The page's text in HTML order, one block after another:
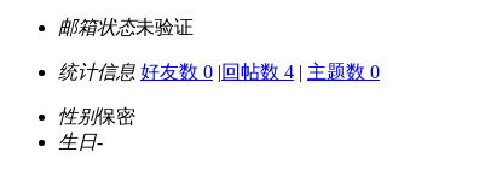
邮箱状态未验证
统计信息 好友数 0 |回帖数 4 | 主题数 0
性别保密
生日-